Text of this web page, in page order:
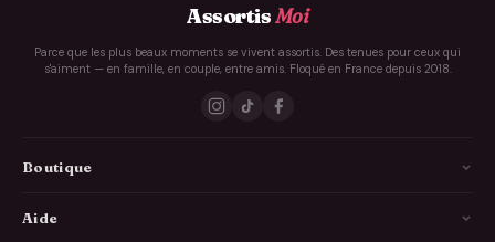
AssortisMoi
Parce que les plus beaux moments se vivent assortis. Des tenues pour ceux qui
s'aiment — en famille, en couple, entre amis. Floqué en France depuis 2018.
Boutique
Aide